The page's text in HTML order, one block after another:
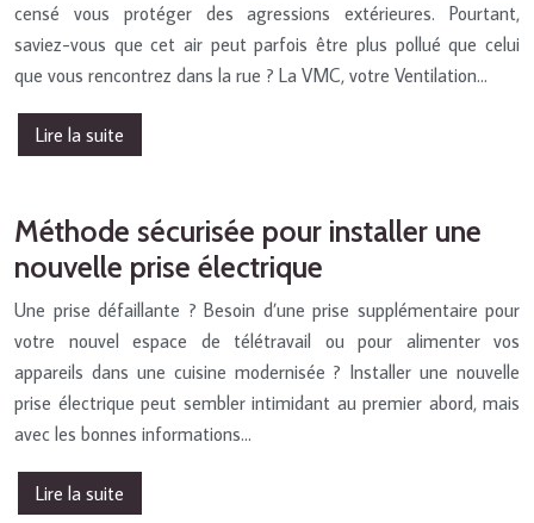
censé vous protéger des agressions extérieures. Pourtant,
saviez-vous que cet air peut parfois être plus pollué que celui
que vous rencontrez dans la rue ? La VMC, votre Ventilation…
Lire la suite
Méthode sécurisée pour installer une
nouvelle prise électrique
Une prise défaillante ? Besoin d’une prise supplémentaire pour
votre nouvel espace de télétravail ou pour alimenter vos
appareils dans une cuisine modernisée ? Installer une nouvelle
prise électrique peut sembler intimidant au premier abord, mais
avec les bonnes informations…
Lire la suite